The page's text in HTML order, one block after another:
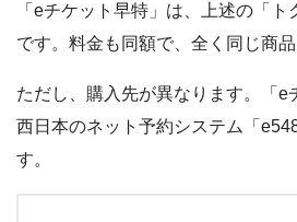
「eチケット早特」は、上述の「
です。料金も同額で、全く同じ商品
ただし、購入先が異なります。「e
西日本のネット予約システム「
す。